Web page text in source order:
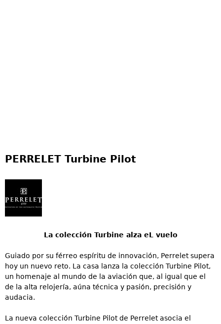
PERRELET Turbine Pilot
La colección Turbine alza eL vuelo
Guiado por su férreo espíritu de innovación, Perrelet supera
hoy un nuevo reto. La casa lanza la colección Turbine Pilot,
un homenaje al mundo de la aviación que, al igual que el
de la alta relojería, aúna técnica y pasión, precisión y
audacia.
La nueva colección Turbine Pilot de Perrelet asocia el